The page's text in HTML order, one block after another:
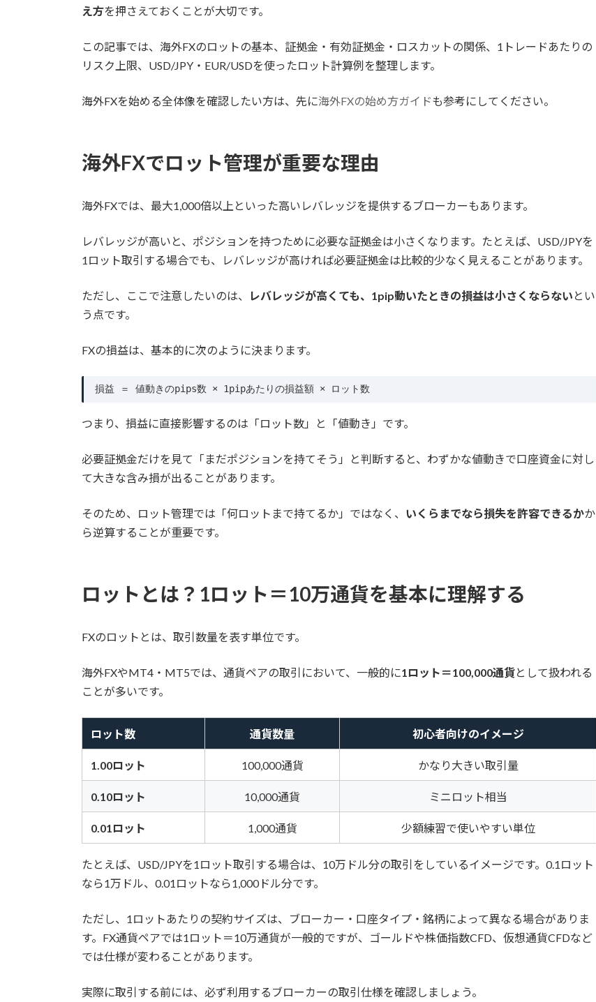
え方を押さえておくことが大切です。
この記事では、海外FXのロットの基本、証拠金・有効証拠金・ロスカットの関係、1トレードあたりの
リスク上限、USD/JPY・EUR/USDを使ったロット計算例を整理します。
海外FXを始める全体像を確認したい方は、先に海外FXの始め方ガイドも参考にしてください。
海外FXでロット管理が重要な理由
海外FXでは、最大1,000倍以上といった高いレバレッジを提供するブローカーもあります。
レバレッジが高いと、ポジションを持つために必要な証拠金は小さくなります。たとえば、USD/JPYを
1ロット取引する場合でも、レバレッジが高ければ必要証拠金は比較的少なく見えることがあります。
ただし、ここで注意したいのは、 レバレッジが高くても、1pip動いたときの損益は小さくならない とい
う点です。
FXの損益は、基本的に次のように決まります。
損益 ＝ 値動きのpips数 × 1pipあたりの損益額 × ロット数
つまり、損益に直接影響するのは「ロット数」と「値動き」です。
必要証拠金だけを見て「まだポジションを持てそう」と判断すると、わずかな値動きで口座資金に対し
て大きな含み損が出ることがあります。
そのため、ロット管理では「何ロットまで持てるか」ではなく、 いくらまでなら損失を許容できるかか
ら逆算することが重要です。
ロットとは？1ロット＝10万通貨を基本に理解する
FXのロットとは、取引数量を表す単位です。
海外FXやMT4・MT5では、通貨ペアの取引において、一般的に1ロット＝100,000通貨として扱われる
ことが多いです。
ロット数 通貨数量 初心者向けのイメージ
1.00ロット 100,000通貨 かなり大きい取引量
0.10ロット 10,000通貨 ミニロット相当
0.01ロット 1,000通貨 少額練習で使いやすい単位
たとえば、USD/JPYを1ロット取引する場合は、10万ドル分の取引をしているイメージです。0.1ロット
なら1万ドル、0.01ロットなら1,000ドル分です。
ただし、1ロットあたりの契約サイズは、ブローカー・口座タイプ・銘柄によって異なる場合がありま
す。FX通貨ペアでは1ロット＝10万通貨が一般的ですが、ゴールドや株価指数CFD、仮想通貨CFDなど
では仕様が変わることがあります。
実際に取引する前には、必ず利用するブローカーの取引仕様を確認しましょう。